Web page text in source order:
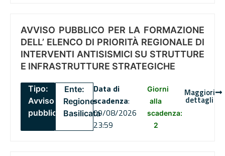
AVVISO PUBBLICO PER LA FORMAZIONE
DELL’ ELENCO DI PRIORITÀ REGIONALE DI
INTERVENTI ANTISISMICI SU STRUTTURE
E INFRASTRUTTURE STRATEGICHE
Tipo:
Avviso
pubblico
Ente:
Regione
Basilicata
Data di
scadenza:
09/08/2026
23:59
Giorni
alla
scadenza:
2
Maggiori
dettagli